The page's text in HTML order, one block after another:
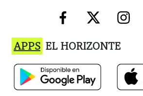
APPS EL HORIZONTE